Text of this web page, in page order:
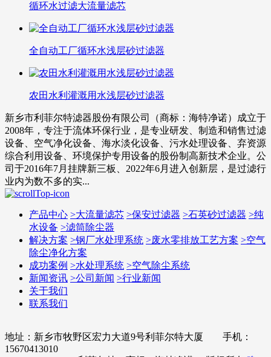
循环水过滤大流量滤芯
全自动工厂循环水浅层砂过滤器
农田水利灌溉用水浅层砂过滤器
新乡市利菲尔特滤器股份有限公司（商标：海特净诺）成立于
2008年，专注于流体环保行业，是专业研发、制造和销售过滤
设备、空气净化设备、海水淡化设备、污水处理设备、弃资源
综合利用设备、环境保护专用设备的股份制高新技术企业。公
司于2016年7月挂牌新三板、2022年6月进入创新层，是过滤行
业内为数不多的实...
产品中心 >大流量滤芯 >保安过滤器 >石英砂过滤器 >纯
水设备 >滤筒除尘器
解决方案 >钢厂水处理系统 >废水零排放工艺方案 >空气
除尘净化方案
成功案例 >水处理系统 >空气除尘系统
新闻资讯 >公司新闻 >行业新闻
关于我们
联系我们
地址：新乡市牧野区宏力大道9号利菲尔特大厦 手机：
15670413010